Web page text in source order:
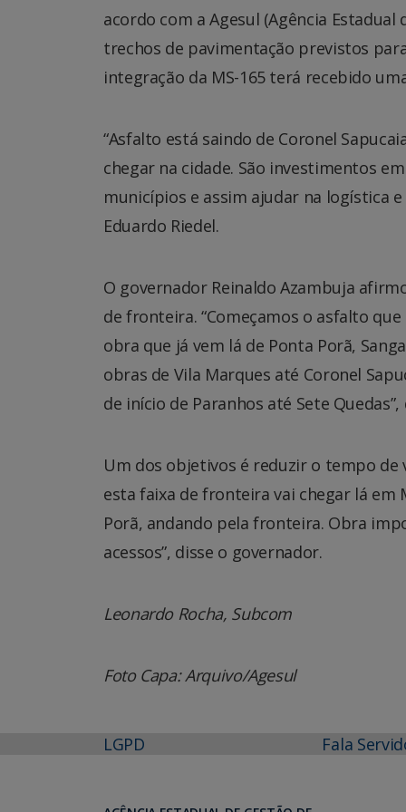
acordo com a Agesul (Agência
trechos de pavimentação previstos
integração da MS-165 terá recebido
“Asfalto está saindo de Coronel
chegar na cidade. São investimentos
municípios e assim ajudar na logística
Eduardo Riedel.
O governador Reinaldo Azambuja
de fronteira. “Começamos o asfalto
obra que já vem lá de Ponta Porã,
obras de Vila Marques até Coronel
de início de Paranhos até Sete Quedas”,
Um dos objetivos é reduzir o tempo de
esta faixa de fronteira vai chegar lá em
Porã, andando pela fronteira. Obra
acessos”, disse o governador.
Leonardo Rocha, Subcom
Foto Capa: Arquivo/Agesul
LGPD Fala